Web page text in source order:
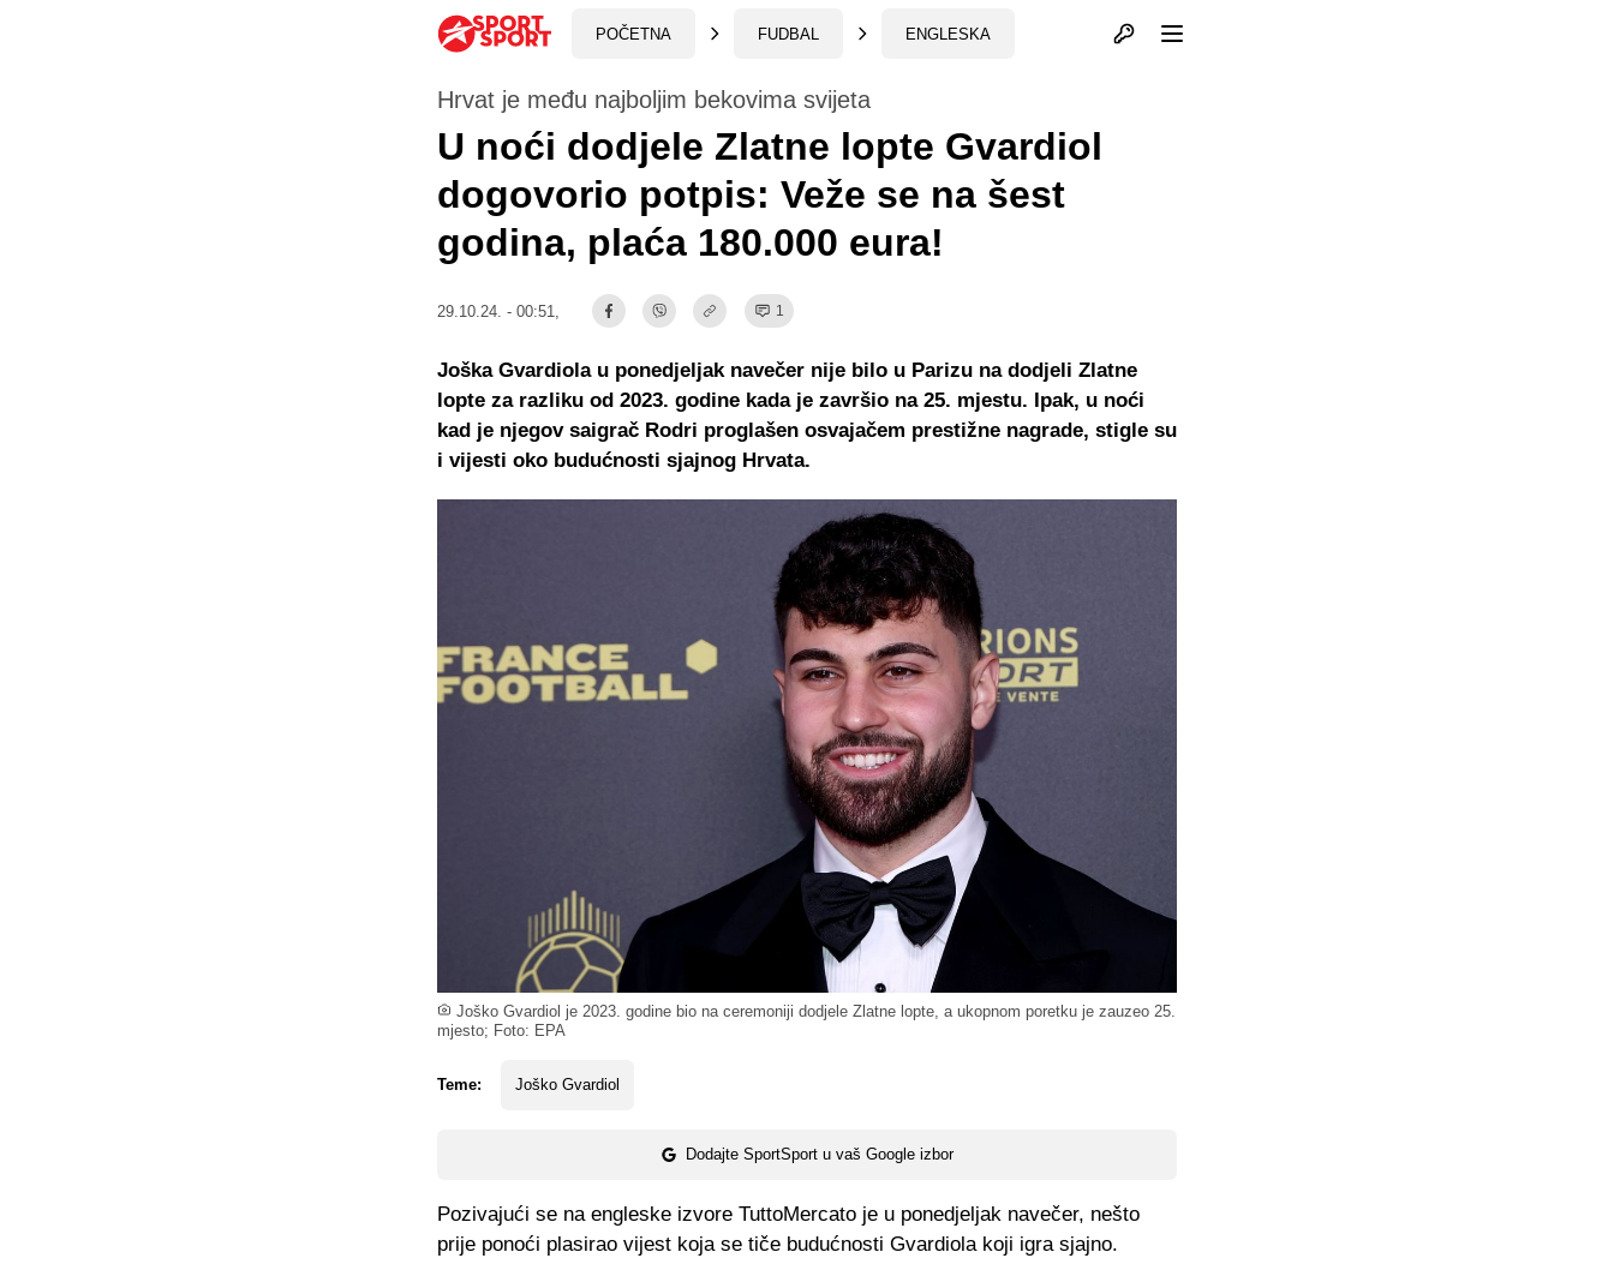
POČETNA FUDBAL ENGLESKA Otvori profil
Joško Gvardiol je 2023. godine bio na ceremoniji dodjele Zlatne lopte, a ukopnom poretku je zauzeo 25.
mjesto; Foto: EPA
Hrvat je među najboljim bekovima svijeta
U noći dodjele Zlatne lopte Gvardiol
dogovorio potpis: Veže se na šest
godina, plaća 180.000 eura!
29.10.24. - 00:51, 1
Teme: Joško Gvardiol
Dodajte SportSport u vaš Google izbor
Joška Gvardiola u ponedjeljak navečer nije bilo u Parizu na dodjeli Zlatne
lopte za razliku od 2023. godine kada je završio na 25. mjestu. Ipak, u noći
kad je njegov saigrač Rodri proglašen osvajačem prestižne nagrade, stigle su
i vijesti oko budućnosti sjajnog Hrvata.
Pozivajući se na engleske izvore TuttoMercato je u ponedjeljak navečer, nešto
prije ponoći plasirao vijest koja se tiče budućnosti Gvardiola koji igra sjajno.